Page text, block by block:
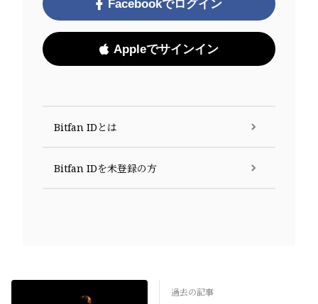
Facebookでログイン
Appleでサインイン
Bitfan IDとは
Bitfan IDを未登録の方
過去の記事